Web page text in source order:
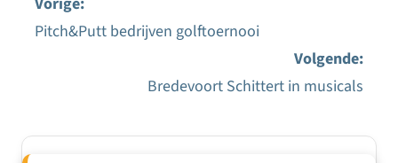
Pitch&Putt bedrijven golftoernooi
Volgende:
Bredevoort Schittert in musicals